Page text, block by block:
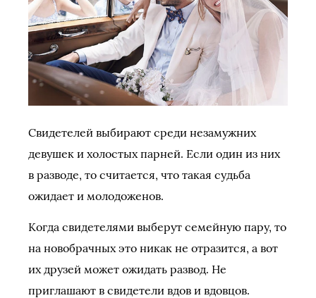
Свидетелей выбирают среди незамужних
девушек и холостых парней. Если один из них
в разводе, то считается, что такая судьба
ожидает и молодоженов.
Когда свидетелями выберут семейную пару, то
на новобрачных это никак не отразится, а вот
их друзей может ожидать развод. Не
приглашают в свидетели вдов и вдовцов.